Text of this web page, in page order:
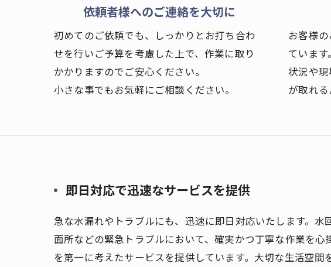
依頼者様へのご連絡を大切に
初めてのご依頼でも、しっかりとお打ち合わ
せを行いご予算を考慮した上で、作業に取り
かかりますのでご安心ください。
小さな事でもお気軽にご相談ください。
お客様
ていま
状況や
が取れる
即日対応で迅速なサービスを提供
急な水漏れやトラブルにも、迅速に即日対応いたします。水
面所などの緊急トラブルにおいて、確実かつ丁寧な作業を心
を第一に考えたサービスを提供しています。大切な生活空間